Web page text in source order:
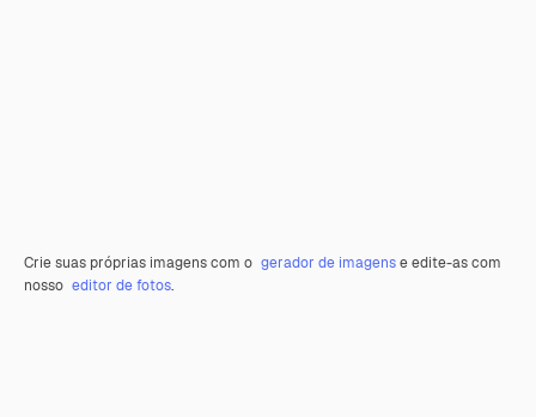
Crie suas próprias imagens com o gerador de imagense edite-as com
nosso editor de fotos.